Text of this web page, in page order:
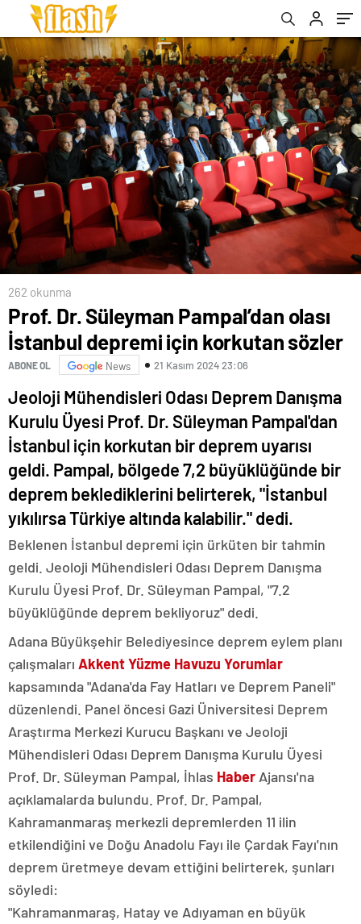
262 okunma
Prof. Dr. Süleyman Pampal’dan olası
İstanbul depremi için korkutan sözler
ABONE OL News 21 Kasım 2024 23:06
Jeoloji Mühendisleri Odası Deprem Danışma
Kurulu Üyesi Prof. Dr. Süleyman Pampal'dan
İstanbul için korkutan bir deprem uyarısı
geldi. Pampal, bölgede 7,2 büyüklüğünde bir
deprem beklediklerini belirterek, "İstanbul
yıkılırsa Türkiye altında kalabilir." dedi.
Beklenen İstanbul depremi için ürküten bir tahmin
geldi. Jeoloji Mühendisleri Odası Deprem Danışma
Kurulu Üyesi Prof. Dr. Süleyman Pampal, "7.2
büyüklüğünde deprem bekliyoruz" dedi.
Adana Büyükşehir Belediyesince deprem eylem planı
çalışmaları Akkent Yüzme Havuzu Yorumlar
kapsamında "Adana'da Fay Hatları ve Deprem Paneli"
düzenlendi. Panel öncesi Gazi Üniversitesi Deprem
Araştırma Merkezi Kurucu Başkanı ve Jeoloji
Mühendisleri Odası Deprem Danışma Kurulu Üyesi
Prof. Dr. Süleyman Pampal, İhlas Haber Ajansı'na
açıklamalarda bulundu. Prof. Dr. Pampal,
Kahramanmaraş merkezli depremlerden 11 ilin
etkilendiğini ve Doğu Anadolu Fayı ile Çardak Fayı'nın
deprem üretmeye devam ettiğini belirterek, şunları
söyledi:
"Kahramanmaraş, Hatay ve Adıyaman en büyük